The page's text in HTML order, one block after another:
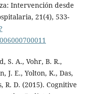
Intervención desde
21(4), 533-
S. A., Vohr, B. R.,
J. E., Yolton, K., Das,
R. D. (2015). Cognitive